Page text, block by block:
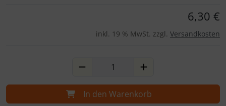
6,30 €
inkl. 19 % MwSt. zzgl. Versandkosten
In den Warenkorb